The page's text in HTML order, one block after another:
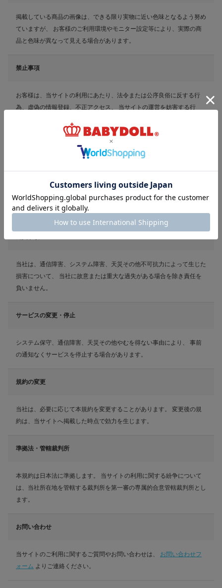
掲載している商品の画像は、できる限り実物に近い色味となるよう努め
ていますが、 お客様のご利用環境やモニター設定等により、実際の商
品と色味が異なって見える場合があります。
禁止事項
お客様は、当サイトの利用にあたり、法令または公序良俗に反する行
為、虚偽の情報登録、不正アクセス、 当サイトの運営を妨害する行
適切と判断する行為を行ってはならないものとします。
当サイトに掲載されている画像・文章・デザイン・ロゴなどの著作権そ
の他知的財産権は、 当社または権利者に帰属します。 無断転載・複
製・利用を禁止します。
当社は、通信障害、システム障害、天災その他不可抗力によって生じた
損害について、 当社に故意または重大な過失がある場合を除き責任を
負いません。
サービスの変更・停止
システム保守、通信障害、天災その他やむを得ない事由により、 事前
の通知なくサービスを停止する場合があります。
規約の変更
当社は、必要に応じて本規約を変更することがあります。 変更後の規
約は、当サイトへ掲載した時点で効力を生じます。
準拠法・管轄裁判所
本規約は日本法に準拠します。 当サイトの利用に関する紛争について
は、当社所在地を管轄する裁判所を第一審の専属的合意管轄裁判所とし
ます。
お問い合わせ
当サイトのご利用に関するご質問やお問い合わせは、 お問い合わせフ
ォーム よりご連絡ください。